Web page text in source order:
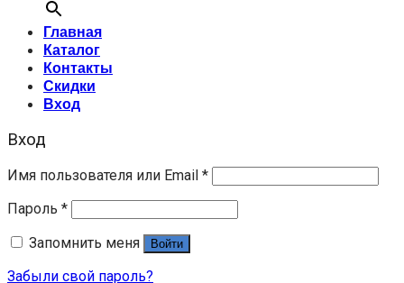
Главная
Каталог
Контакты
Скидки
Вход
Вход
Имя пользователя или Email *
Пароль *
Запомнить меня
Войти
Забыли свой пароль?